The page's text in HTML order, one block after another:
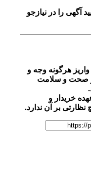
را در نیازجو
هرگونه وجه و
و سلامت
و
بر آن ندارد.